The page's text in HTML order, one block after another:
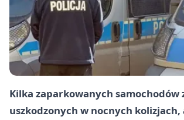
Kilka zaparkowanych samochodów
uszkodzonych w nocnych kolizjach,